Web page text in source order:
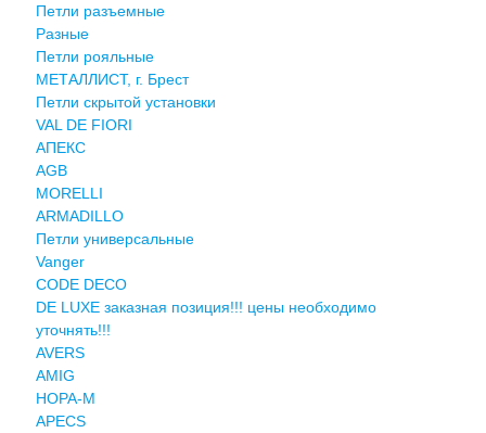
Петли разъемные
Разные
Петли рояльные
МЕТАЛЛИСТ, г. Брест
Петли скрытой установки
VAL DE FIORI
АПЕКС
AGB
MORELLI
ARMADILLO
Петли универсальные
Vanger
CODE DECO
DE LUXE заказная позиция!!! цены необходимо
уточнять!!!
AVERS
AMIG
НОРА-М
APECS